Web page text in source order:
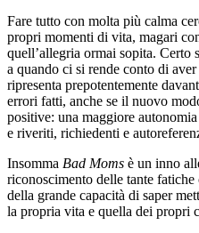
Fare tutto con molta più calma
propri momenti di vita, magari
quell’allegria ormai sopita. Certo
a quando ci si rende conto di aver
ripresenta prepotentemente
errori fatti, anche se il nuovo
positive: una maggiore
e riveriti, richiedenti e
Insomma Bad Moms è un inno
riconoscimento delle tante
della grande capacità di saper
la propria vita e quella dei propri